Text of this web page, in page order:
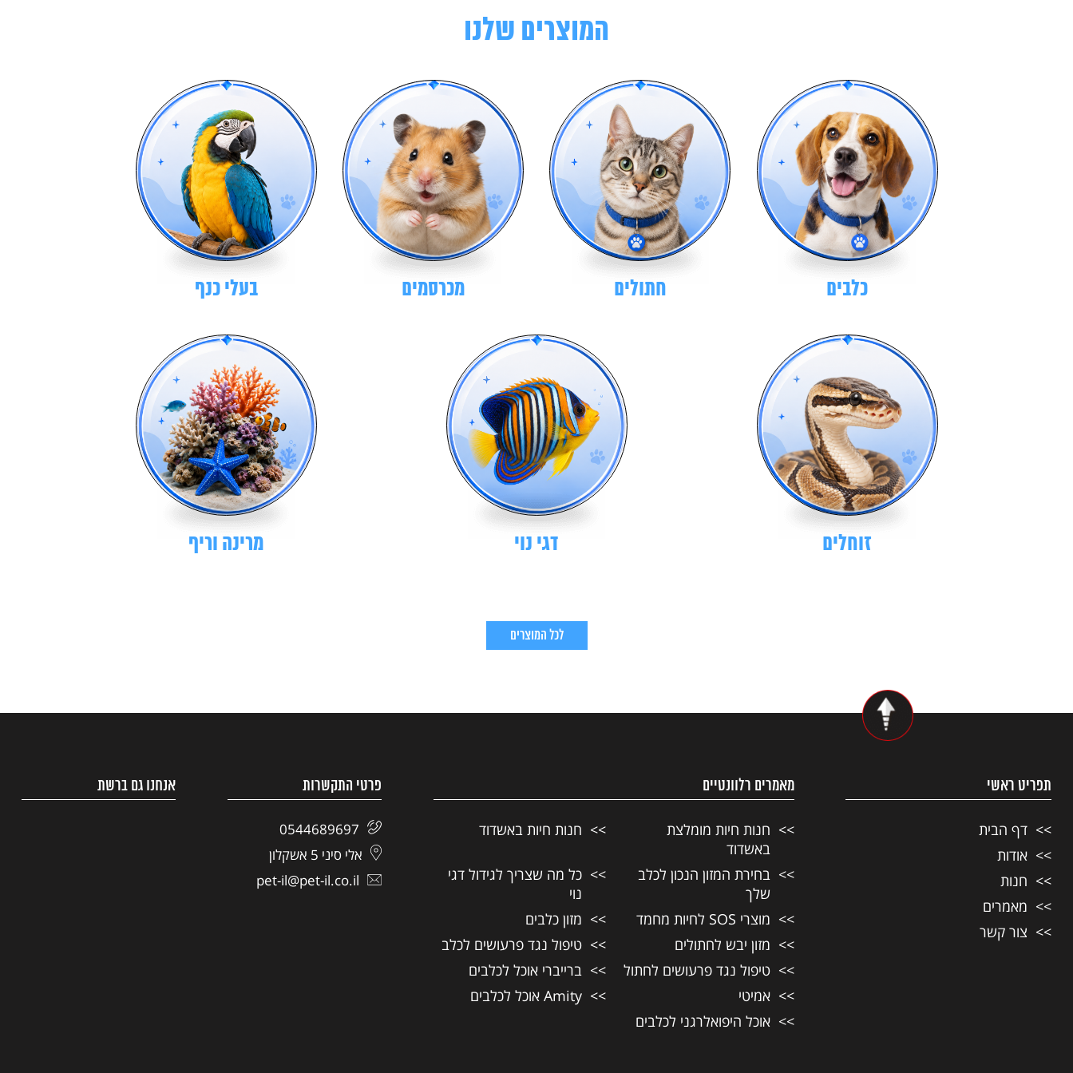
המוצרים שלנו
כלבים חתולים מכרסמים בעלי כנף
זוחלים דגי נוי מרינה וריף
לכל המוצרים
תפריט ראשי
דף הבית
אודות
חנות
מאמרים
צור קשר
מאמרים רלוונטיים
חנות חיות מומלצת
באשדוד
חנות חיות באשדוד
בחירת המזון הנכון לכלב
שלך
כל מה שצריך לגידול דגי
נוי
מוצרי SOS לחיות מחמד
מזון כלבים
מזון יבש לחתולים
טיפול נגד פרעושים לכלב
טיפול נגד פרעושים לחתול
ברייברי אוכל לכלבים
אמיטי
Amity אוכל לכלבים
אוכל היפואלרגני לכלבים
פרטי התקשרות
0544689697
אלי סיני 5 אשקלון
pet-il@pet-il.co.il
אנחנו גם ברשת